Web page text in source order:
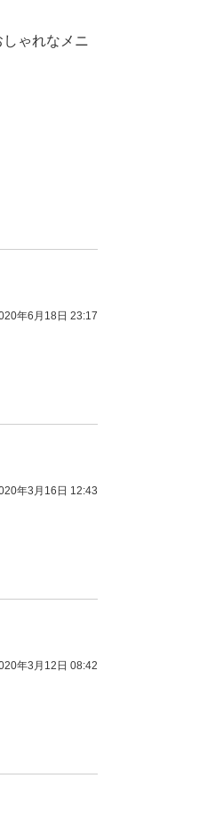
ゃれなメニ
年6月18日 23:17
年3月16日 12:43
年3月12日 08:42